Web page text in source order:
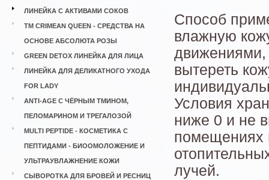
ЛИНЕЙКА С АКТИВАМИ СОКОВ
ТМ CRIMEAN QUEEN - СРЕДСТВА НА
ОСНОВЕ АБСОЛЮТА РОЗЫ
GREEN DETOX ЛИНЕЙКА ДЛЯ ЛИЦА
ЛИНЕЙКА ДЛЯ ДЕЛИКАТНОГО УХОДА
FOR LADY
ANTI-AGE С ЧЁРНЫМ ТМИНОМ,
ПЕЛОМАРИНОМ И ТРЕГАЛОЗОЙ
MULTI PEPTIDE - КОСМЕТИКА С
ПЕПТИДАМИ - БИООМОЛОЖЕНИЕ И
УЛЬТРАУВЛАЖНЕНИЕ КОЖИ
СЫВОРОТКА ДЛЯ БРОВЕЙ И РЕСНИЦ
Способ
влажную
движениями,
вытереть
Условия
ниже 0 и не
помещениях
лучей.